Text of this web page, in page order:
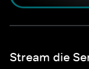
Stream die